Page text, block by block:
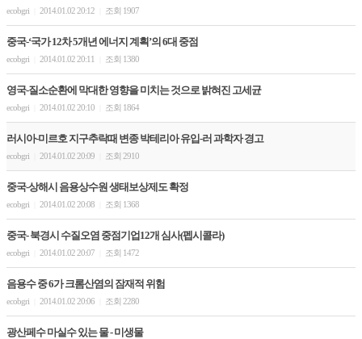
ecobgri 2014.01.02 20:12 조회 1907
중국-‘국가 12차 5개년 에너지 계획’의 6대 중점
ecobgri 2014.01.02 20:11 조회 1380
영국-질소순환에 막대한 영향을 미치는 것으로 밝혀진 고세균
ecobgri 2014.01.02 20:10 조회 1864
러시아-미르호 지구추락때 변종 박테리아 유입-러 과학자 경고
ecobgri 2014.01.02 20:09 조회 2910
중국-상해시 음용상수원 생태보상제도 확정
ecobgri 2014.01.02 20:08 조회 1368
중국- 북경시 수질오염 중점기업12개 심사(펩시콜라)
ecobgri 2014.01.02 20:07 조회 1472
음용수 중 6가 크롬산염의 잠재적 위험
ecobgri 2014.01.02 20:06 조회 2280
광산페수 마실수 있는 물 - 미생물